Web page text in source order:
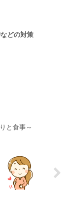
どの対策
と食事～